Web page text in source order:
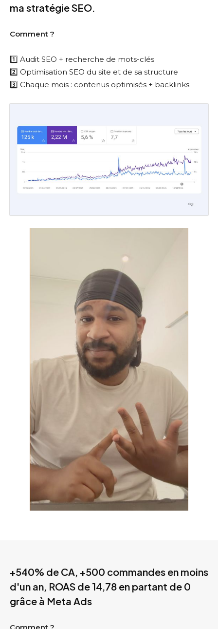
ma stratégie SEO.
Comment ?
1️⃣ Audit SEO + recherche de mots-clés
2️⃣ Optimisation SEO du site et de sa structure
3️⃣ Chaque mois : contenus optimisés + backlinks
+540% de CA, +500 commandes en moins
d'un an, ROAS de 14,78 en partant de 0
grâce à Meta Ads